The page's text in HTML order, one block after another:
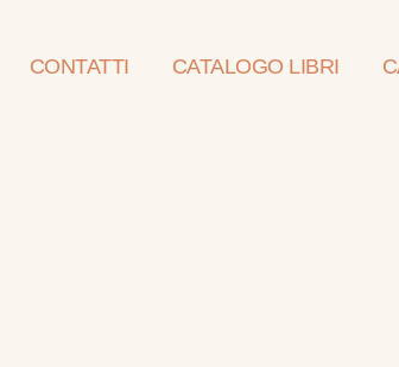
CONTATTI CATALOGO LIBRI